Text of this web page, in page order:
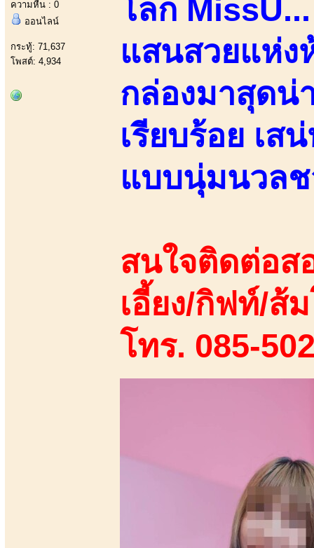
ความหื่น : 0
ออนไลน์
กระทู้: 71,637
โพสต์: 4,934
โลก
แสนสวยแห่ง
กล่องมาสุดน่
เรียบร้อย เส
แบบนุ่มนวล
สนใจติดต่อส
เอี้ยง/กิฟท์/ส้
โทร. 085-